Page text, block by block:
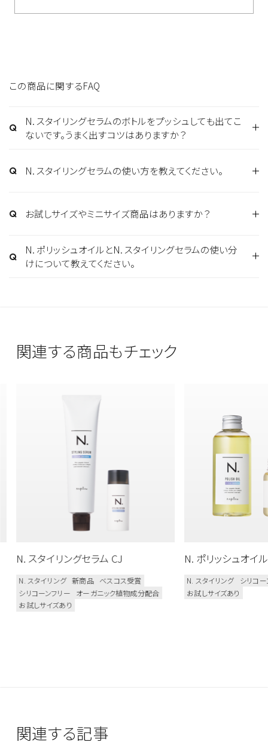
この商品に関するFAQ
N. スタイリングセラムのボトルをプッシュしても出てこ
ないです。うまく出すコツはありますか？
っております。
ます。
【何度空押ししても中身が出てこない場合】
①容器（キャップを装着した状態）を上下逆さまに向け
②強く振る（中のクリームを容器上部へ移動させるイメ
ームを吸い上げる構造ですのでノズルが無いことが出
てこない原因ではございません。
N. スタイリングセラムの使い方を教えてください。
お試しサイズやミニサイズ商品はありますか？
商品によってお試しサイズのご用意もございますので
N. ポリッシュオイルとN. スタイリングセラムの使い分
けについて教えてください。
スタイリングセラムはミルクタイプのスタイリング剤で
とができます。
ポリッシュオイルはオイルタイプのスタイリング剤で濡
関連する商品もチェック
N. スタイリングセラム CJ
N. スタイリング 新商品 ベスコス受賞
シリコーンフリー
オーガニック植物成分配合
お試しサイズあり
N. ポリッシュオイ
N. スタイリング
シリコ
お試しサイズあり
関連する記事